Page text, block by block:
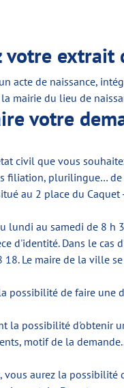
votre extrait
acte de naissance,
mairie du lieu de
votre
civil que vous
filiation, plurilingue…
au 2 place du Caquet
lundi au samedi de 8
d'identité. Dans le cas
18. Le maire de la ville
possibilité de faire une
la possibilité d'obtenir
motif de la
vous aurez la